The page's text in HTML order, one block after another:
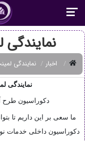
نمایندگی
اخبار نمایندگی
نمایندگی
دکوراسیون طرح
ما سعی بر این داریم تا
دکوراسیون داخلی خدمات